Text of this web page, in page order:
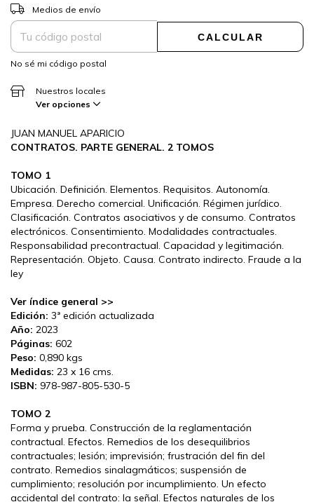
Entregas para el CP:
Medios de envío
CALCULAR
No sé mi código postal
Nuestros locales
Ver opciones
JUAN MANUEL APARICIO
CONTRATOS. PARTE GENERAL. 2 TOMOS
TOMO 1
Ubicación. Definición. Elementos. Requisitos. Autonomía.
Empresa. Derecho comercial. Unificación. Régimen jurídico.
Clasificación. Contratos asociativos y de consumo. Contratos
electrónicos. Consentimiento. Modalidades contractuales.
Responsabilidad precontractual. Capacidad y legitimación.
Representación. Objeto. Causa. Contrato indirecto. Fraude a la
ley
Ver índice general >>
Edición: 3ª edición actualizada
Año: 2023
Páginas: 602
Peso: 0,890 kgs
Medidas: 23 x 16 cms.
ISBN: 978-987-805-530-5
TOMO 2
Forma y prueba. Construcción de la reglamentación
contractual. Efectos. Remedios de los desequilibrios
contractuales; lesión; imprevisión; frustración del fin del
contrato. Remedios sinalagmáticos; suspensión de
cumplimiento; resolución por incumplimiento. Un efecto
accidental del contrato: la señal. Efectos naturales de los